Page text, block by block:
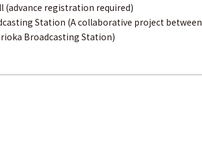
(advance registration required)
Station (A collaborative project between
Broadcasting Station)